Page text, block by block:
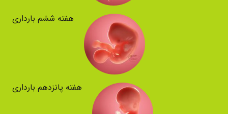
هفته ششم بارداری
هفته پانزدهم بارداری